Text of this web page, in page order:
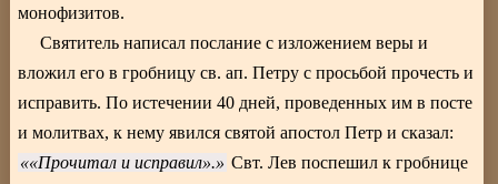
монофизитов.
Святитель написал послание с изложением веры и
вложил его в гробницу св. ап. Петру с просьбой прочесть и
исправить. По истечении 40 дней, проведенных им в посте
и молитвах, к нему явился святой апостол Петр и сказал:
«Прочитал и исправил».
Свт. Лев поспешил к гробнице